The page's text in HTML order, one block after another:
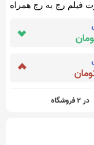
فیلم رج به رج همراه
در 2 فروشگاه